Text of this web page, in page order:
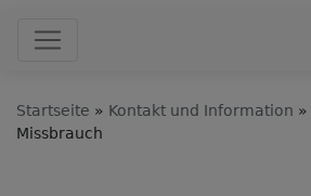
Hauptnavigation
Startseite Kontakt und Information
Missbrauch